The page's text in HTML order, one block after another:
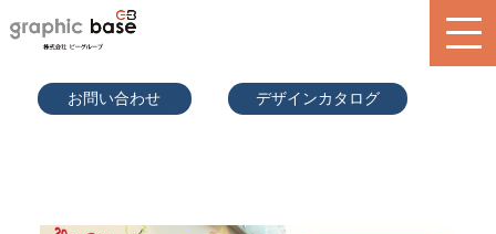
お問い合わせ デザインカタログ
service